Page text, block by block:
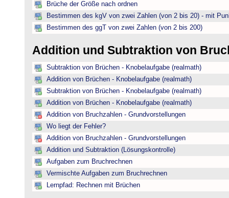
Brüche der Größe nach ordnen
Bestimmen des kgV von zwei Zahlen (von 2 bis 20) - mit
Bestimmen des ggT von zwei Zahlen (von 2 bis 200)
Addition und Subtraktion von
Subtraktion von Brüchen - Knobelaufgabe (realmath)
Addition von Brüchen - Knobelaufgabe (realmath)
Subtraktion von Brüchen - Knobelaufgabe (realmath)
Addition von Brüchen - Knobelaufgabe (realmath)
Addition von Bruchzahlen - Grundvorstellungen
Wo liegt der Fehler?
Addition von Bruchzahlen - Grundvorstellungen
Addition und Subtraktion (Lösungskontrolle)
Aufgaben zum Bruchrechnen
Vermischte Aufgaben zum Bruchrechnen
Lernpfad: Rechnen mit Brüchen